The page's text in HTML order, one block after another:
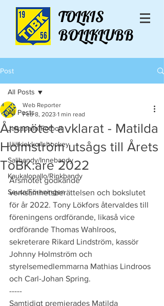
TOLKIS
BOLLKLUBB
Post
All Posts
Jalkapallo/Fotboll
Jääkiekko/Ishockey
Salibandy/Innebandy
Kaukalopallo/Rinkbandy
Seura/Föreningen
All Posts
Årsmötet avklarat - Matilda
Holmström utsågs till Årets
ToBK:are 2022
Web Reporter
Feb 8, 2023 1 min read
Årsmötet godkände
verksamhetsberättelsen och bokslutet
för år 2022. Tony Lökfors återvaldes till
föreningens ordförande, likaså vice
ordförande Thomas Wahlroos,
sekreterare Rikard Lindström, kassör
Johnny Holmström och
styrelsemedlemmarna Mathias Lindroos
och Carl-Johan Spring.
-----
Samtidigt premierades Matilda